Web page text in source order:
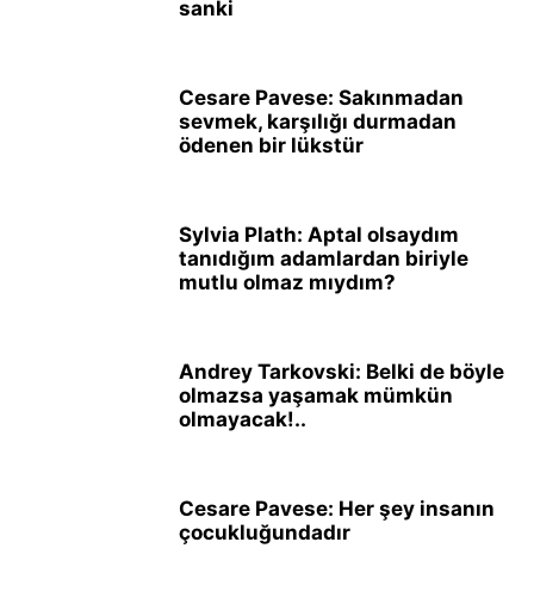
sanki
Cesare Pavese: Sakınmadan
sevmek, karşılığı durmadan
ödenen bir lükstür
Sylvia Plath: Aptal olsaydım
tanıdığım adamlardan biriyle
mutlu olmaz mıydım?
Andrey Tarkovski: Belki de böyle
olmazsa yaşamak mümkün
olmayacak!..
Cesare Pavese: Her şey insanın
çocukluğundadır